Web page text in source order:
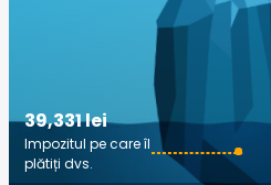
39,331 lei
Impozitul pe care îl
plătiți dvs.